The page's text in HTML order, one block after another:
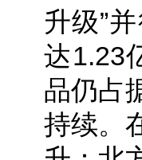
升级”
达1.23
品仍占
持续。